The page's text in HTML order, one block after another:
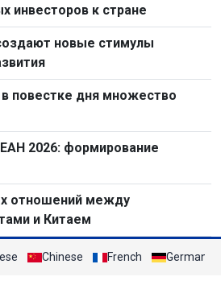
инвесторов к стране
новые стимулы
повестке дня множество
2026: формирование
отношений между
и Китаем
Chinese French German